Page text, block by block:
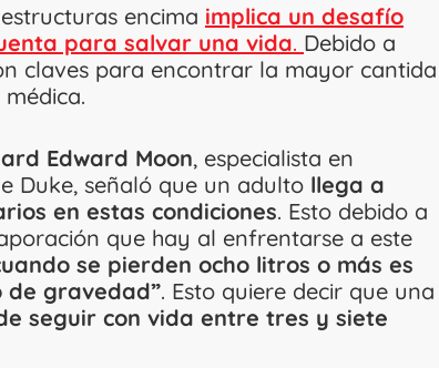
encima implica un desafío
para salvar una vida. Debido a
claves para encontrar la mayor cantida
Edward Moon, especialista en
Duke, señaló que un adulto llega a
en estas condiciones. Esto debido a
que hay al enfrentarse a este
se pierden ocho litros o más es
de gravedad”. Esto quiere decir que una
seguir con vida entre tres y siete